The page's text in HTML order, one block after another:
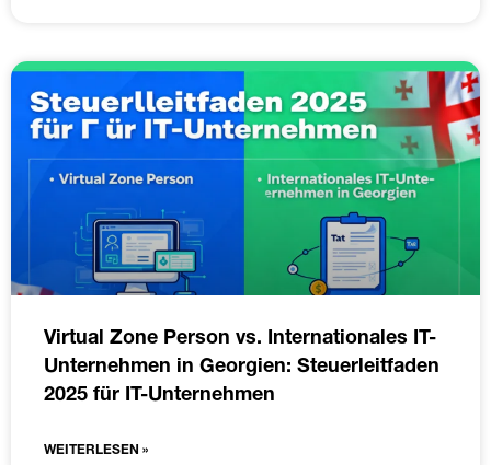
Virtual Zone Person vs. Internationales IT-
Unternehmen in Georgien: Steuerleitfaden
2025 für IT-Unternehmen
WEITERLESEN »